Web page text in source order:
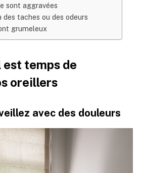
sont aggravées
des taches ou des odeurs
grumeleux
est temps de
oreillers
avec des douleurs